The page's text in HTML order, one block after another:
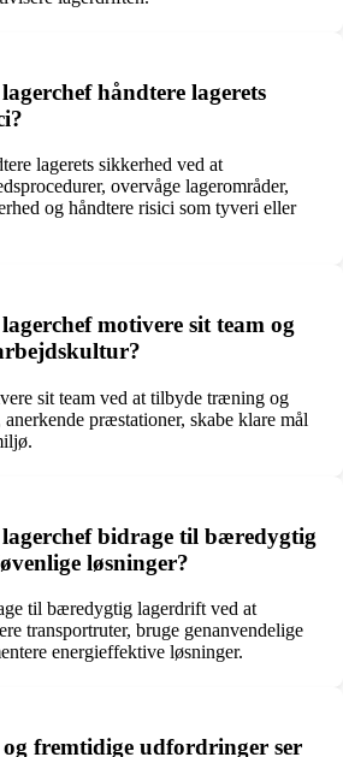
håndtere lagerets
lagerets sikkerhed ved at
overvåge lagerområder,
og håndtere risici som tyveri eller
motivere sit team og
sit team ved at tilbyde træning og
præstationer, skabe klare mål
bidrage til bæredygtig
løsninger?
til bæredygtig lagerdrift ved at
transportruter, bruge genanvendelige
energieffektive løsninger.
fremtidige udfordringer ser